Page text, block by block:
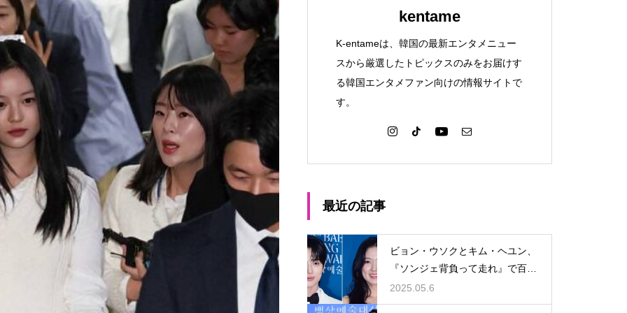
kentame
K-entameは、韓国の最新エンタメニュー
スから厳選したトピックスのみをお届けす
る韓国エンタメファン向けの情報サイトで
す。
最近の記事
ビョン・ウソクとキム・ヘユン、
『ソンジェ背負って走れ』で百想
芸術大賞人気賞を同時受賞。青春
ロマンスの奇跡が現実に
2025.05.6